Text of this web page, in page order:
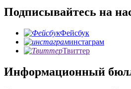
Подписывайтесь на
Фейсбук
инстаграм
Твиттер
Информационный